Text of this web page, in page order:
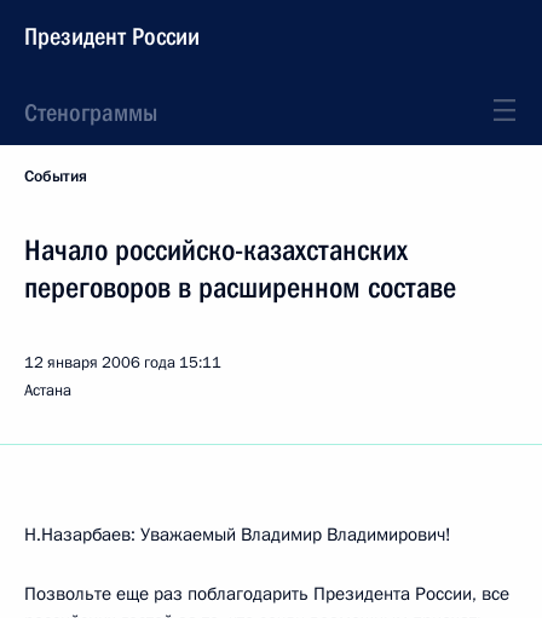
Президент России
Стенограммы
События
Начало российско-казахстанских
переговоров в расширенном составе
12 января 2006 года 15:11
Астана
Н.Назарбаев: Уважаемый Владимир Владимирович!
Позвольте еще раз поблагодарить Президента России, все